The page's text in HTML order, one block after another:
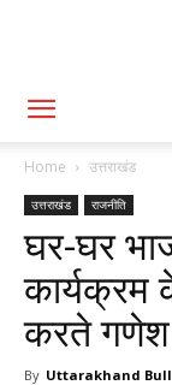
Home उत्तराखंड
उत्तराखंड राजनीति
घर-घर
कार्यक्रम
करते गणेश
By Uttarakhand